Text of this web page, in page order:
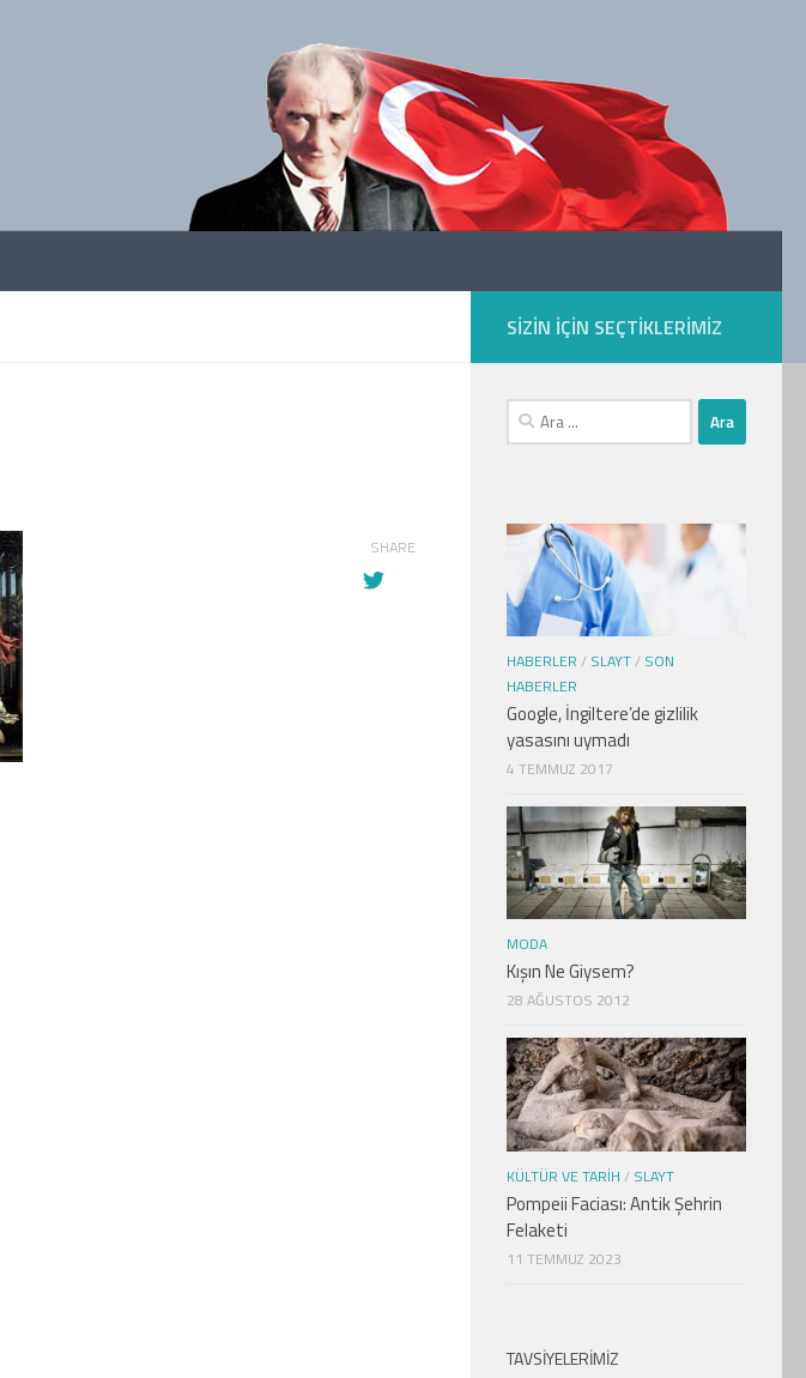
SHARE
SIZIN IÇIN SEÇTIKLERIMIZ
Arama:
HABERLER / SLAYT/ SON
HABERLER
Google, İngiltere’de gizlilik
yasasını uymadı
4 TEMMUZ 2017
MODA
Kışın Ne Giysem?
28 AĞUSTOS 2012
KÜLTÜR VE TARIH / SLAYT
Pompeii Faciası: Antik Şehrin
Felaketi
11 TEMMUZ 2023
TAVSIYELERIMIZ